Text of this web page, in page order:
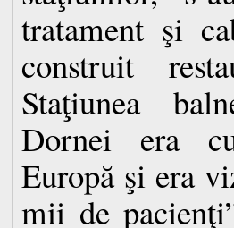
tratament şi
construit
Staţiunea
Dornei era
Europă şi era
mii de